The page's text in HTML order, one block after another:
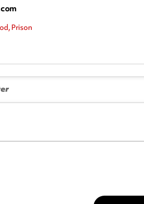
Prison